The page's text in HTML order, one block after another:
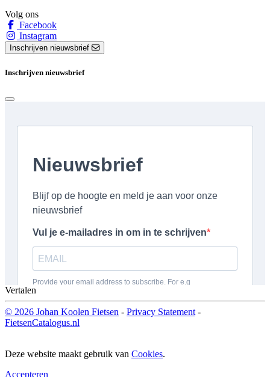
Volg ons
Facebook
Instagram
Inschrijven nieuwsbrief
Inschrijven nieuwsbrief
Vertalen
© 2026 Johan Koolen Fietsen - Privacy Statement -
FietsenCatalogus.nl
Deze website maakt gebruik van Cookies.
Accepteren